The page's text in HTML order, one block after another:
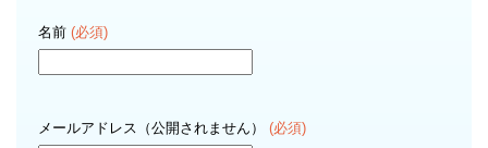
名前 (必須)
メールアドレス（公開されません） (必須)